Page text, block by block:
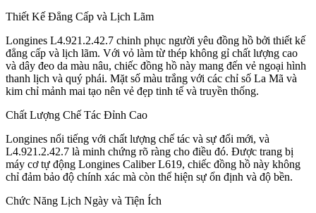
Thiết Kế Đẳng Cấp và Lịch Lãm
Longines L4.921.2.42.7 chinh phục người yêu đồng hồ bởi thiết kế
đẳng cấp và lịch lãm. Với vỏ làm từ thép không gỉ chất lượng cao
và dây đeo da màu nâu, chiếc đồng hồ này mang đến vẻ ngoại hình
thanh lịch và quý phái. Mặt số màu trắng với các chỉ số La Mã và
kim chỉ mảnh mai tạo nên vẻ đẹp tinh tế và truyền thống.
Chất Lượng Chế Tác Đỉnh Cao
Longines nổi tiếng với chất lượng chế tác và sự đổi mới, và
L4.921.2.42.7 là minh chứng rõ ràng cho điều đó. Được trang bị
máy cơ tự động Longines Caliber L619, chiếc đồng hồ này không
chỉ đảm bảo độ chính xác mà còn thể hiện sự ổn định và độ bền.
Chức Năng Lịch Ngày và Tiện Ích